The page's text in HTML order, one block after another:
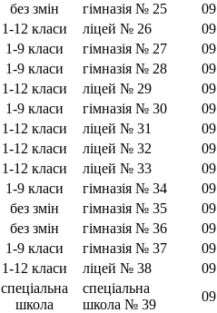
без змін гімназія № 25
1-12 класи ліцей № 26
1-9 класи гімназія № 27
1-9 класи гімназія № 28
1-12 класи ліцей № 29
1-9 класи гімназія № 30
1-12 класи ліцей № 31
1-12 класи ліцей № 32
1-12 класи ліцей № 33
1-9 класи гімназія № 34
без змін гімназія № 35
без змін гімназія № 36
1-9 класи гімназія № 37
1-12 класи ліцей № 38
спеціальна
школа
спеціальна
школа № 39